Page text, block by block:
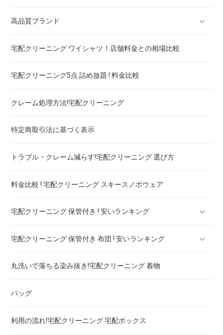
高品質ブランド
ブランドスーツ！宅配クリーニング 高品質 料金 比較
ブランドコート！宅配クリーニング 高品質 料金 比較
ブランドワンピース！宅配クリーニング 高品質 料金 比較
スカート・パンツ
セーター・カーディガン
スラックス
ブランドジャケット！宅配クリーニング 高品質 料金 比較
ブランドブラウス！宅配クリーニング 高品質 料金 比較
ブランドネクタイ！宅配クリーニング 高品質 料金 比較
ドレス！宅配クリーニング 高品質 料金 比較
ウェディングドレス
宅配クリーニング ワイシャツ！店舗料金との相場比較
宅配クリーニング5点 詰め放題 ! 料金比較
クレーム処理方法!宅配クリーニング
特定商取引法に基づく表示
トラブル・クレーム減らす!宅配クリーニング 選び方
料金比較 ! 宅配クリーニング スキースノボウェア
宅配クリーニング 保管付き ! 安いランキング
宅配クリーニング 保管付き ブーツ ! 安いランキング
宅配クリーニング 保管付き コート ! 安いランキング
宅配クリーニング 保管付き ダウン ! 安いランキング
宅配クリーニング 保管付き スノボーウェア ! 安いランキング
宅配クリーニング 保管付き 布団 ! 安いランキング
宅配クリーニング 保管付き 羽毛布団 ! 安いランキング
宅配クリーニング 保管付き 毛布 ! 安いランキング
丸洗いで落ちる染み抜き!宅配クリーニング 着物
バッグ
利用の流れ!宅配クリーニング 宅配ボックス